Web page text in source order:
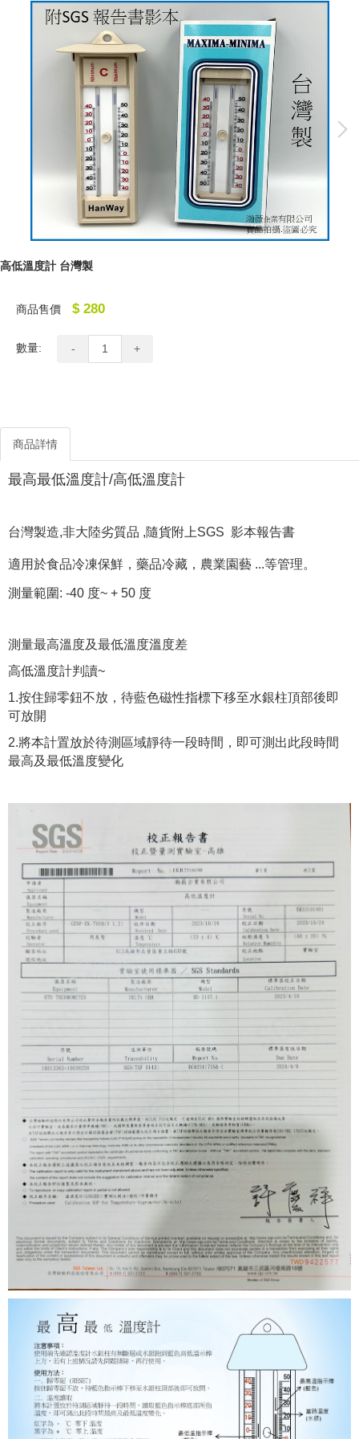
高低溫度計 台灣製
商品售價 $ 280
數量: - +
商品詳情
最高最低溫度計/高低溫度計
台灣製造,非大陸劣質品 ,隨貨附上SGS 影本報告書
適用於食品冷凍保鮮，藥品冷藏，農業園藝 ...等管理。
測量範圍: -40 度~ + 50 度
測量最高溫度及最低溫度溫度差
高低溫度計判讀~
1.按住歸零鈕不放，待藍色磁性指標下移至水銀柱頂部後即
可放開
2.將本計置放於待測區域靜待一段時間，即可測出此段時間
最高及最低溫度變化